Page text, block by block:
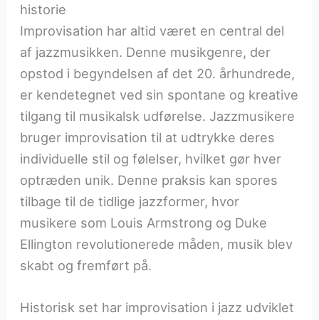
historie
Improvisation har altid været en central del
af jazzmusikken. Denne musikgenre, der
opstod i begyndelsen af det 20. århundrede,
er kendetegnet ved sin spontane og kreative
tilgang til musikalsk udførelse. Jazzmusikere
bruger improvisation til at udtrykke deres
individuelle stil og følelser, hvilket gør hver
optræden unik. Denne praksis kan spores
tilbage til de tidlige jazzformer, hvor
musikere som Louis Armstrong og Duke
Ellington revolutionerede måden, musik blev
skabt og fremført på.
Historisk set har improvisation i jazz udviklet